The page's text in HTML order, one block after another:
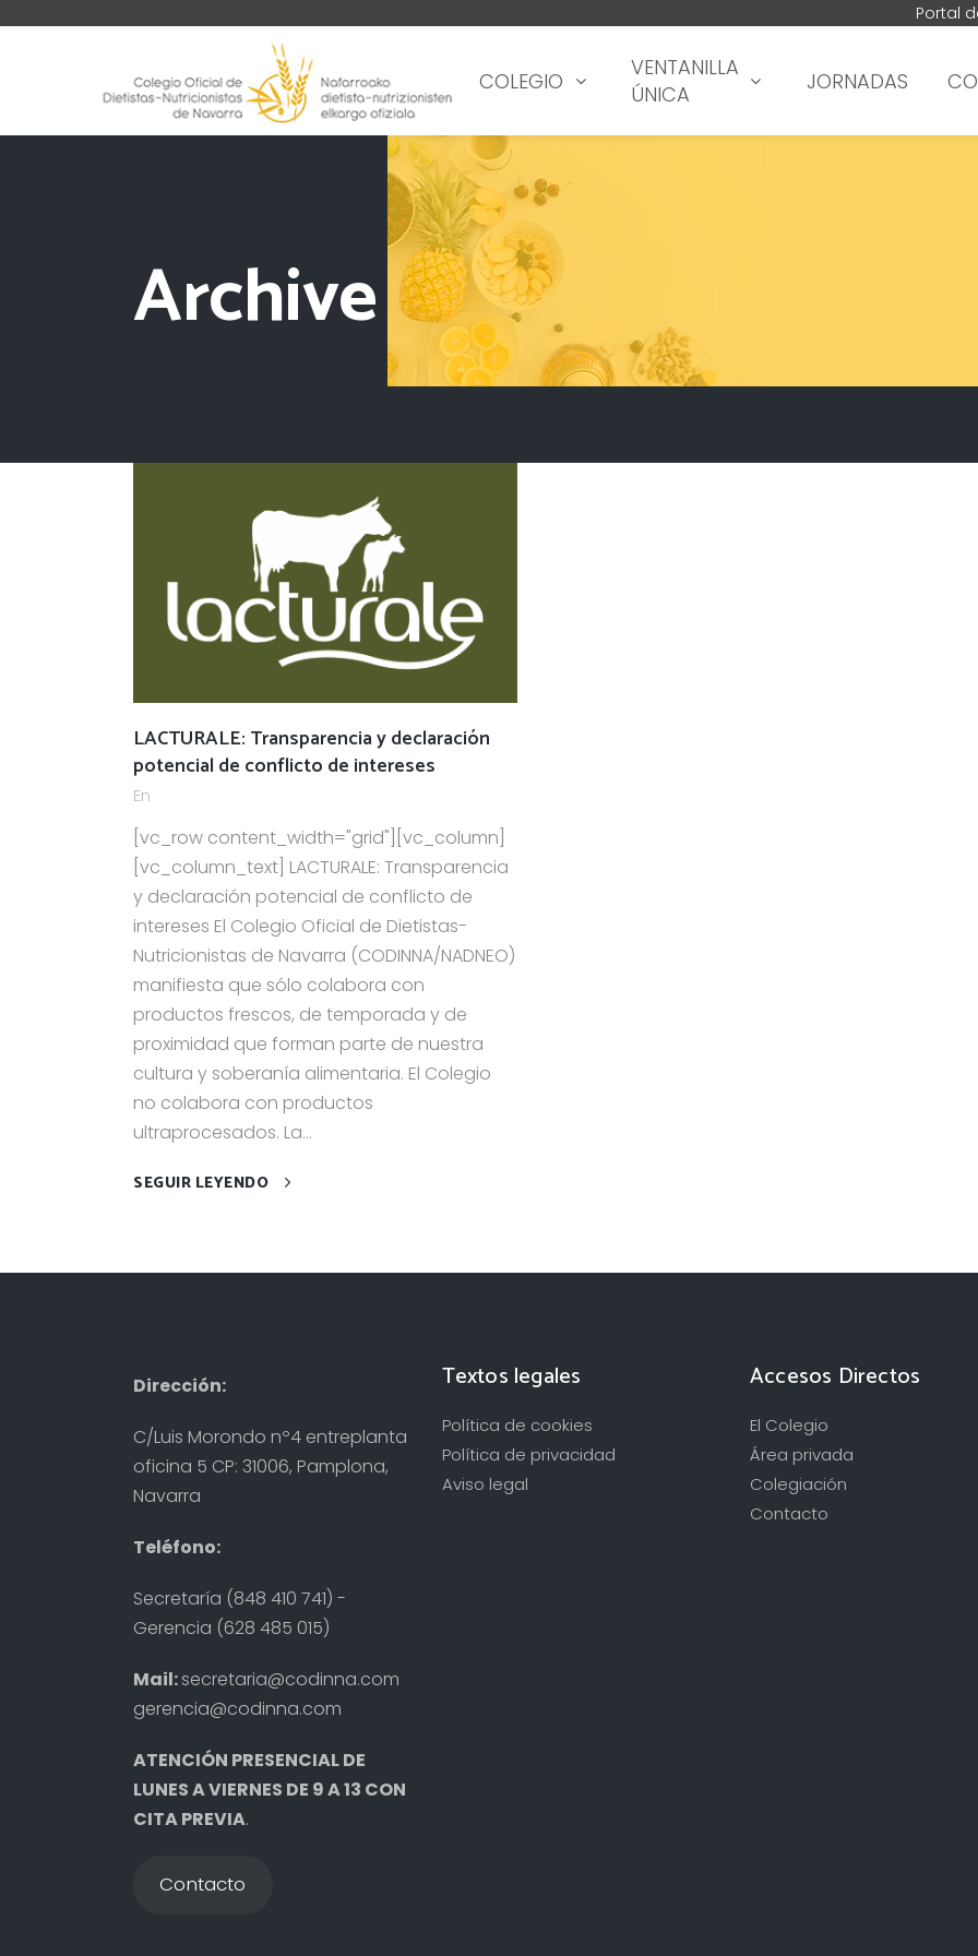
Portal
COLEGIO
VENTANILLA
ÚNICA
JORNADAS
Archive
LACTURALE: Transparencia y declaración
potencial de conflicto de intereses
En
[vc_row content_width="grid"][vc_column]
[vc_column_text] LACTURALE: Transparencia
y declaración potencial de conflicto de
intereses El Colegio Oficial de Dietistas-
Nutricionistas de Navarra (CODINNA/NADNEO)
manifiesta que sólo colabora con
productos frescos, de temporada y de
proximidad que forman parte de nuestra
cultura y soberanía alimentaria. El Colegio
no colabora con productos
ultraprocesados. La...
SEGUIR LEYENDO
Dirección:
C/Luis Morondo nº4 entreplanta
oficina 5 CP: 31006, Pamplona,
Navarra
Teléfono:
Secretaría (848 410 741) -
Gerencia (628 485 015)
Mail:secretaria@codinna.com
gerencia@codinna.com
ATENCIÓN PRESENCIAL DE
LUNES A VIERNES DE 9 A 13 CON
CITA PREVIA.
Contacto
Textos legales
Política de cookies
Política de privacidad
Aviso legal
Accesos Directos
El Colegio
Área privada
Colegiación
Contacto